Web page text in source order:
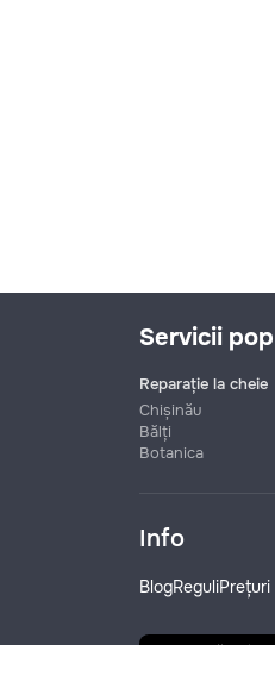
Servicii
Reparație la cheie
Chișinău
Bălți
Botanica
Info
BlogReguli